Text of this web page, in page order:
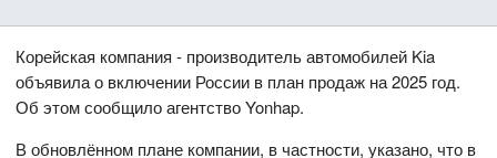
Корейская компания - производитель автомобилей Kia
объявила о включении России в план продаж на 2025 год.
Об этом сообщило агентство Yonhap.
В обновлённом плане компании, в частности, указано, что в